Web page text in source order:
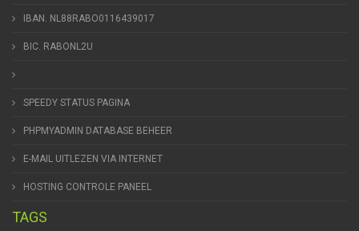
IBAN. NL88RABO0116439017
BIC. RABONL2U
SPEEDY STATUS PAGINA
PHPMYADMIN DATABASE BEHEER
E-MAIL UITLEZEN VIA INTERNET
HOSTING CONTROLE PANEEL
TAGS